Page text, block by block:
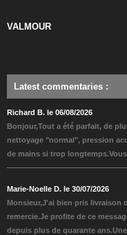
VALMOUR
Latest commentaries :
Richard B. le 06/08/2026
Bonjour,Tout a été parfait, de
nettoyage "normal", pression
de mains si trop
Marie-Noelle D. le 30/07/2026
Monsieur,J'ai bien pris livraison
remercie.Je profite de ce
depuis plus de quarante